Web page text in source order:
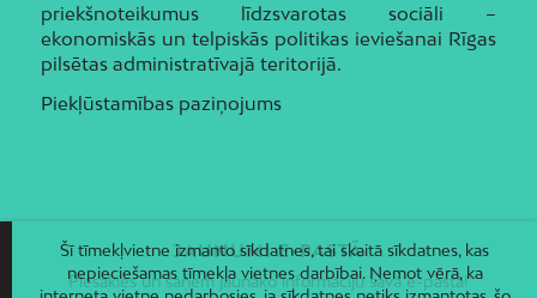
priekšnoteikumus līdzsvarotas sociāli –
ekonomiskās un telpiskās politikas ieviešanai Rīgas
pilsētas administratīvajā teritorijā.
Piekļūstamības paziņojums
JAUNUMI E-PASTĀ
Piesakies un saņem jaunāko informāciju savā e-pastā!
Šī tīmekļvietne izmanto sīkdatnes, tai skaitā sīkdatnes, kas
nepieciešamas tīmekļa vietnes darbībai. Ņemot vērā, ka